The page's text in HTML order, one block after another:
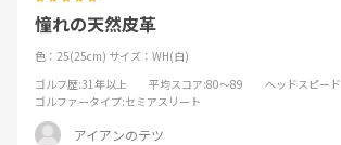
憧れの天然皮革
色：25(25cm) サイズ：WH(白)
ゴルフ歴:31年以上 平均スコア:80～89 ヘッドスピード
ゴルファータイプ:セミアスリート
アイアンのテツ